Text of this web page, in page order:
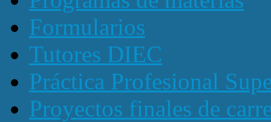
Formularios
Tutores DIEC
Práctica Profesional
Proyectos finales de